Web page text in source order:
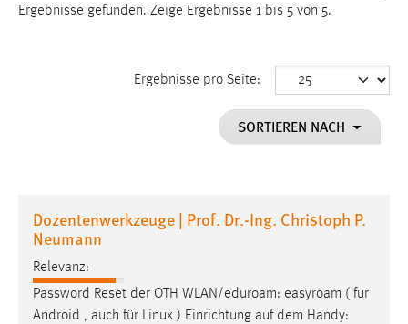
Ergebnisse gefunden. Zeige Ergebnisse 1 bis 5 von 5.
Ergebnisse pro Seite:
SORTIEREN NACH
Dozentenwerkzeuge | Prof. Dr.-Ing. Christoph P.
Neumann
Relevanz:
Password Reset der OTH WLAN/eduroam: easyroam ( für
Android , auch für Linux ) Einrichtung aufdem Handy:
Einverständnis
cookie_consent
Dieser Cookie speichert die ausgewählten Einverständnis-
Name:
staticfilecache